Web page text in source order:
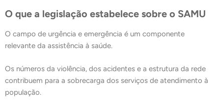
O que a legislação estabelece sobre o SAMU
O campo de urgência e emergência é um componente
relevante da assistência à saúde.
Os números da violência, dos acidentes e a estrutura da rede
contribuem para a sobrecarga dos serviços de atendimento à
população.